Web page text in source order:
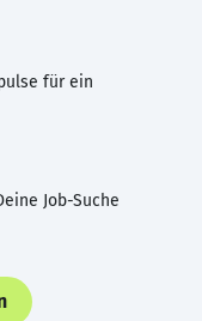
für ein
Job-Suche